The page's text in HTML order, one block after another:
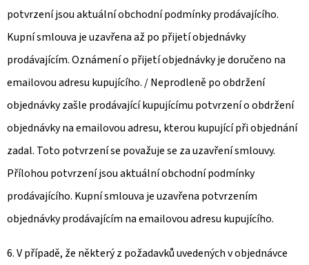
potvrzení jsou aktuální obchodní podmínky prodávajícího.
Kupní smlouva je uzavřena až po přijetí objednávky
prodávajícím. Oznámení o přijetí objednávky je doručeno na
emailovou adresu kupujícího. / Neprodleně po obdržení
objednávky zašle prodávající kupujícímu potvrzení o obdržení
objednávky na emailovou adresu, kterou kupující při objednání
zadal. Toto potvrzení se považuje se za uzavření smlouvy.
Přílohou potvrzení jsou aktuální obchodní podmínky
prodávajícího. Kupní smlouva je uzavřena potvrzením
objednávky prodávajícím na emailovou adresu kupujícího.
6. V případě, že některý z požadavků uvedených v objednávce